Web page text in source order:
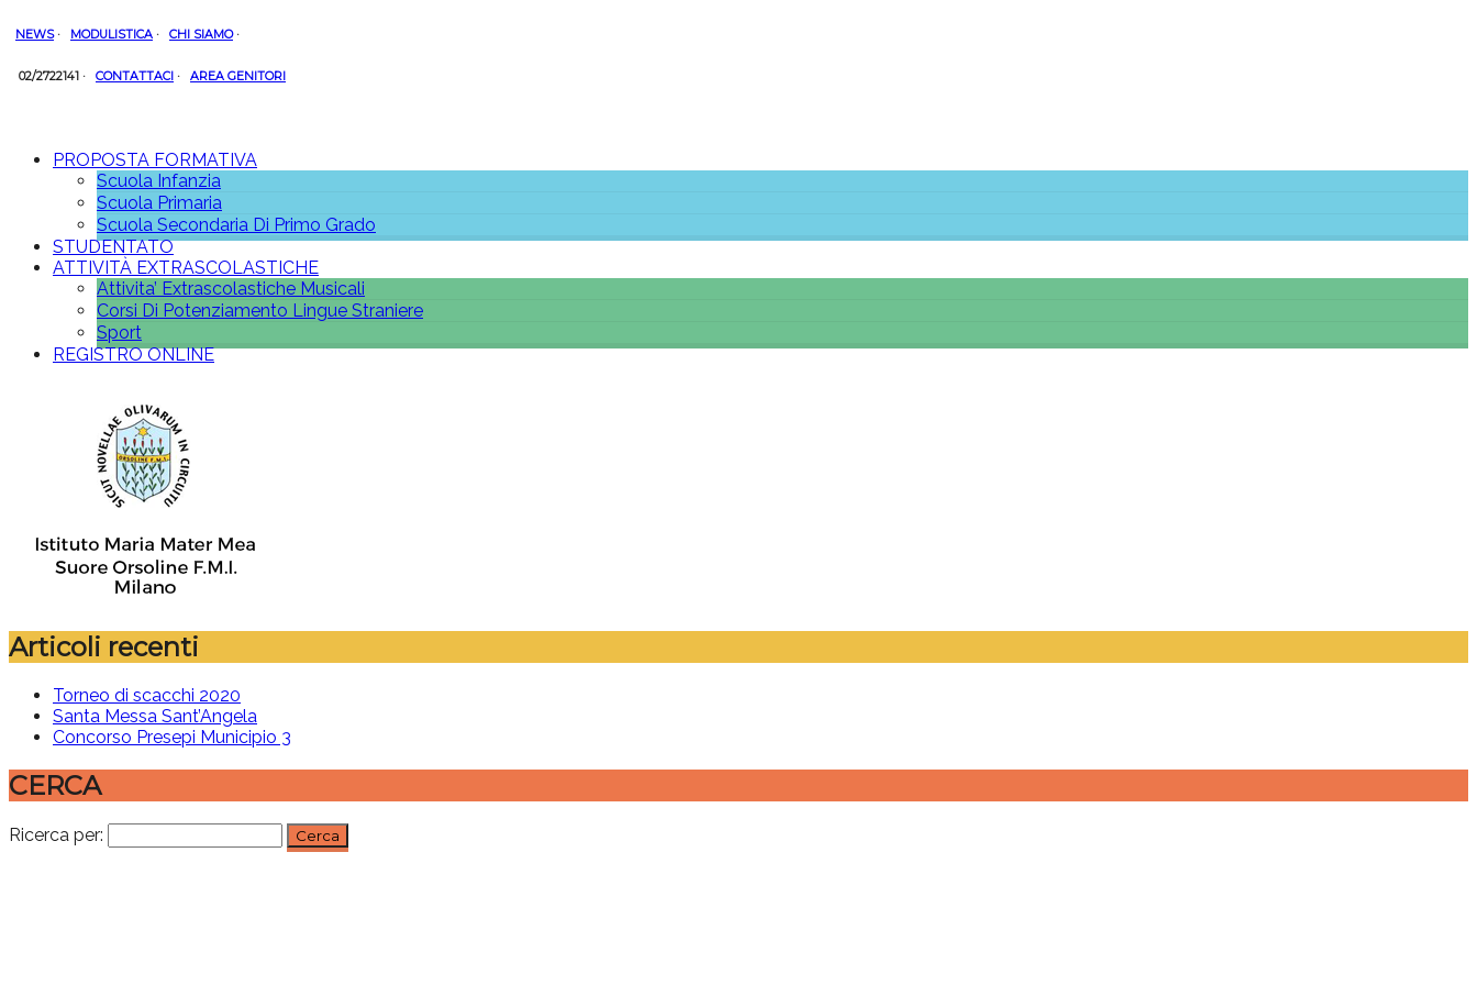
NEWS · MODULISTICA · CHI SIAMO ·
02/2722141 · CONTATTACI · AREA GENITORI
PROPOSTA FORMATIVA
Scuola Infanzia
Scuola Primaria
Scuola Secondaria Di Primo Grado
STUDENTATO
ATTIVITÀ EXTRASCOLASTICHE
Attivita’ Extrascolastiche Musicali
Corsi Di Potenziamento Lingue Straniere
Sport
REGISTRO ONLINE
Articoli recenti
Torneo di scacchi 2020
Santa Messa Sant’Angela
Concorso Presepi Municipio 3
CERCA
Ricerca per: